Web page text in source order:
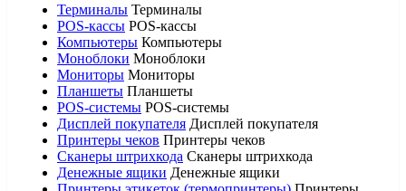
Терминалы Терминалы
POS-кассы POS-кассы
Компьютеры Компьютеры
Моноблоки Моноблоки
Мониторы Мониторы
Планшеты Планшеты
POS-системы POS-системы
Дисплей покупателя Дисплей покупателя
Принтеры чеков Принтеры чеков
Сканеры штрихкода Сканеры штрихкода
Денежные ящики Денежные ящики